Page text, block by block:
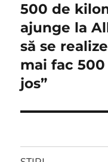
500 de
ajunge la
să se
mai fac
jos”